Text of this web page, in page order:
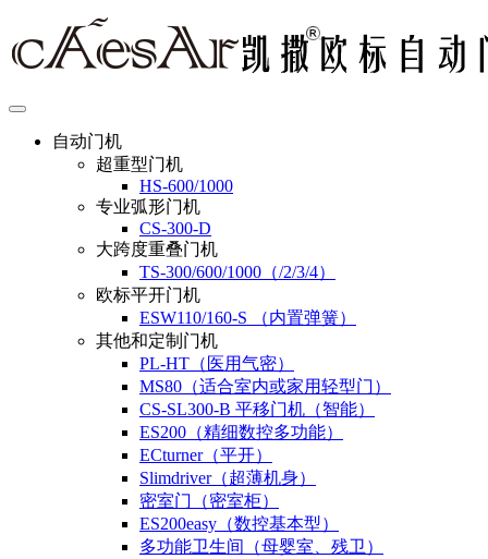
自动门机
超重型门机
HS-600/1000
专业弧形门机
CS-300-D
大跨度重叠门机
TS-300/600/1000（/2/3/4）
欧标平开门机
ESW110/160-S （内置弹簧）
其他和定制门机
PL-HT（医用气密）
MS80（适合室内或家用轻型门）
CS-SL300-B 平移门机（智能）
ES200（精细数控多功能）
ECturner（平开）
Slimdriver（超薄机身）
密室门（密室柜）
ES200easy（数控基本型）
多功能卫生间（母婴室、残卫）